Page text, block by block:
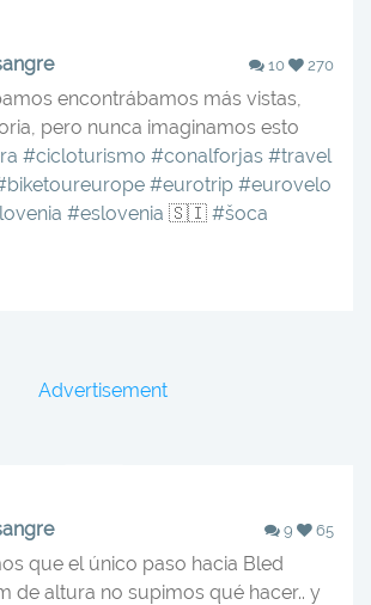
10 270
encontrábamos más vistas,
pero nunca imaginamos esto
#cicloturismo #conalforjas #travel
#eurotrip #eurovelo
#eslovenia 🇸🇮 #šoca
Advertisement
9 65
que el único paso hacia Bled
de altura no supimos qué hacer.. y